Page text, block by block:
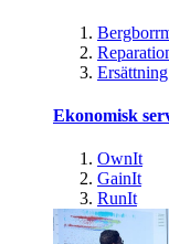
Ekonomisk
OwnIt
GainIt
RunIt